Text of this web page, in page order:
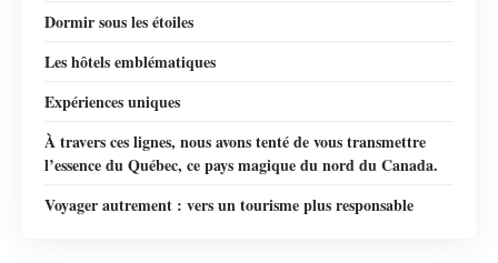
Dormir sous les étoiles
Les hôtels emblématiques
Expériences uniques
À travers ces lignes, nous avons tenté de vous transmettre
l’essence du Québec, ce pays magique du nord du Canada.
Voyager autrement : vers un tourisme plus responsable